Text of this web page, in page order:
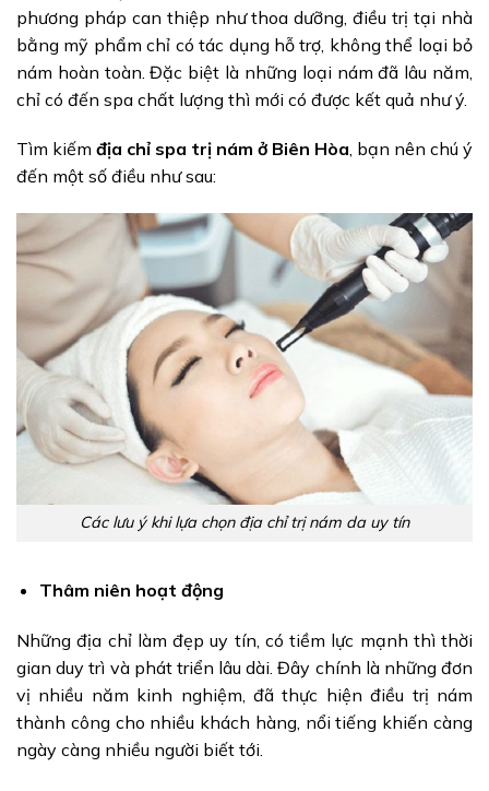
phương pháp can thiệp như thoa dưỡng, điều trị tại nhà
bằng mỹ phẩm chỉ có tác dụng hỗ trợ, không thể loại bỏ
nám hoàn toàn. Đặc biệt là những loại nám đã lâu năm,
chỉ có đến spa chất lượng thì mới có được kết quả như ý.
Tìm kiếm địa chỉ spa trị nám ở Biên Hòa, bạn nên chú ý
đến một số điều như sau:
Các lưu ý khi lựa chọn địa chỉ trị nám da uy tín
Thâm niên hoạt động
Những địa chỉ làm đẹp uy tín, có tiềm lực mạnh thì thời
gian duy trì và phát triển lâu dài. Đây chính là những đơn
vị nhiều năm kinh nghiệm, đã thực hiện điều trị nám
thành công cho nhiều khách hàng, nổi tiếng khiến càng
ngày càng nhiều người biết tới.